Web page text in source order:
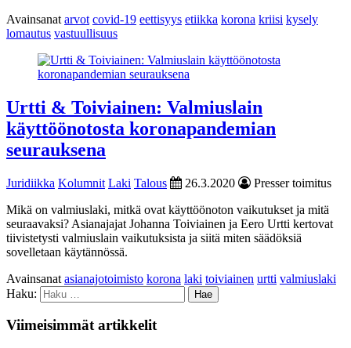
Avainsanat arvot covid-19 eettisyys etiikka korona kriisi kysely
lomautus vastuullisuus
Urtti & Toiviainen: Valmiuslain
käyttöönotosta koronapandemian
seurauksena
Juridiikka Kolumnit Laki Talous 26.3.2020
Presser toimitus
Mikä on valmiuslaki, mitkä ovat käyttöönoton vaikutukset ja mitä
seuraavaksi? Asianajajat Johanna Toiviainen ja Eero Urtti kertovat
tiivistetysti valmiuslain vaikutuksista ja siitä miten säädöksiä
sovelletaan käytännössä.
Avainsanat asianajotoimisto korona laki toiviainen urtti valmiuslaki
Haku:
Viimeisimmät artikkelit